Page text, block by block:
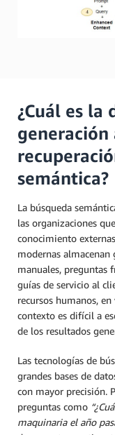
¿Cuál es la
semántica?
La búsqueda
las organizaciones
conocimiento
modernas
manuales, preguntas
guías de servicio al
recursos humanos,
contexto es difícil a
de los resultados
Las tecnologías de
grandes bases de
con mayor precisión.
preguntas como
maquinaria el año